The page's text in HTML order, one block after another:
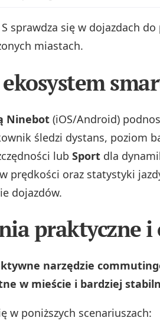
sprawdza się w dojazdach do
miastach.
Ninebot (iOS/Android)
śledzi dystans, poziom
lub Sport dla
prędkości oraz statystyki
dojazdów.
praktyczne
narzędzie
w mieście i bardziej
w poniższych scenariuszach: